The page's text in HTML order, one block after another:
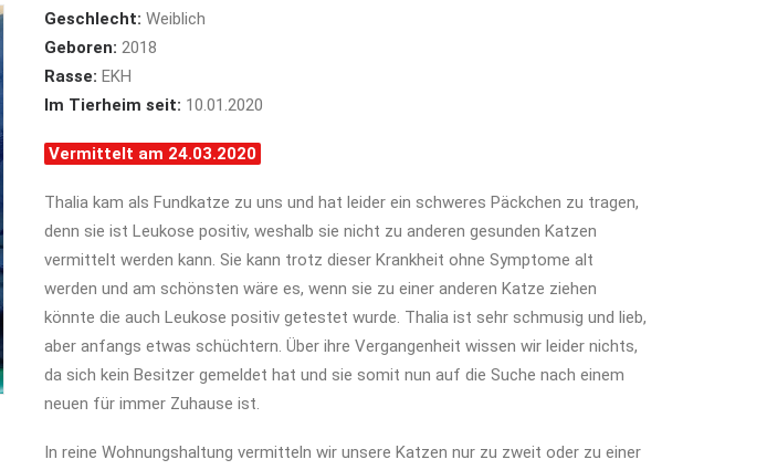
Geschlecht: Weiblich
Geboren: 2018
Rasse: EKH
Im Tierheim seit: 10.01.2020
Vermittelt am 24.03.2020
Thalia kam als Fundkatze zu uns und hat leider ein schweres Päckchen zu tragen,
denn sie ist Leukose positiv, weshalb sie nicht zu anderen gesunden Katzen
vermittelt werden kann. Sie kann trotz dieser Krankheit ohne Symptome alt
werden und am schönsten wäre es, wenn sie zu einer anderen Katze ziehen
könnte die auch Leukose positiv getestet wurde. Thalia ist sehr schmusig und lieb,
aber anfangs etwas schüchtern. Über ihre Vergangenheit wissen wir leider nichts,
da sich kein Besitzer gemeldet hat und sie somit nun auf die Suche nach einem
neuen für immer Zuhause ist.
In reine Wohnungshaltung vermitteln wir unsere Katzen nur zu zweit oder zu einer